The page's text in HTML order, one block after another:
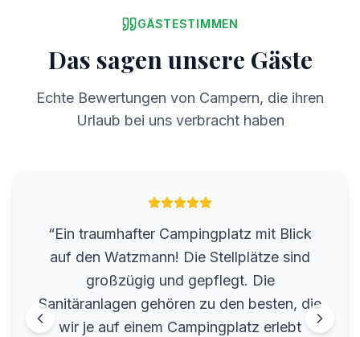
GÄSTESTIMMEN
Das sagen unsere Gäste
Echte Bewertungen von Campern, die ihren
Urlaub bei uns verbracht haben
“Ein traumhafter Campingplatz mit Blick
auf den Watzmann! Die Stellplätze sind
großzügig und gepflegt. Die
Sanitäranlagen gehören zu den besten, die
wir je auf einem Campingplatz erlebt